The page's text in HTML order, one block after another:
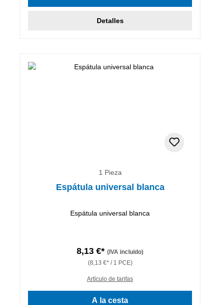
Detalles
1 Pieza
Espátula universal blanca
Espátula universal blanca
8,13 €* (IVA incluido)
(8,13 €* / 1 PCE)
Artículo de tarifas
A la cesta